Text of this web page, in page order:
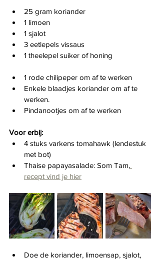
25 gram koriander
1 limoen
1 sjalot
3 eetlepels vissaus
1 theelepel suiker of honing
1 rode chilipeper om af te werken
Enkele blaadjes koriander om af te
werken.
Pindanootjes om af te werken
Voor erbij:
4 stuks varkens tomahawk (lendestuk
met bot)
Thaise papayasalade: Som Tam,
recept vind je hier
Doe de koriander, limoensap, sjalot,